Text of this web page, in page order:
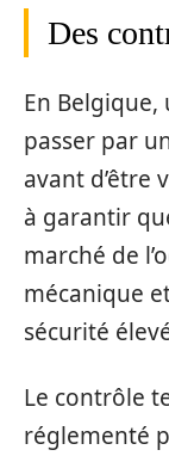
Des
En Belgique,
passer par
avant d’être
à garantir
marché de
mécanique
sécurité
Le contrôle
réglementé